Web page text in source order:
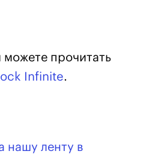
прочитать
Infinite.
нашу ленту в